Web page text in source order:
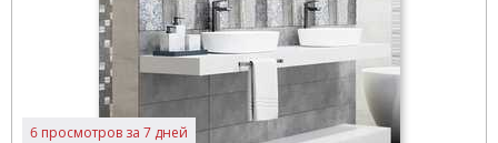
6 просмотров за 7 дней